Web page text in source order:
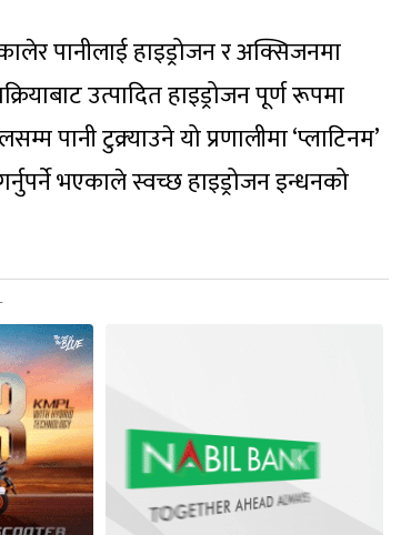
पानीलाई हाइड्रोजन र अक्सिजनमा
उत्पादित हाइड्रोजन पूर्ण रूपमा
पानी टुक्र्याउने यो प्रणालीमा ‘प्लाटिनम’
भएकाले स्वच्छ हाइड्रोजन इन्धनको